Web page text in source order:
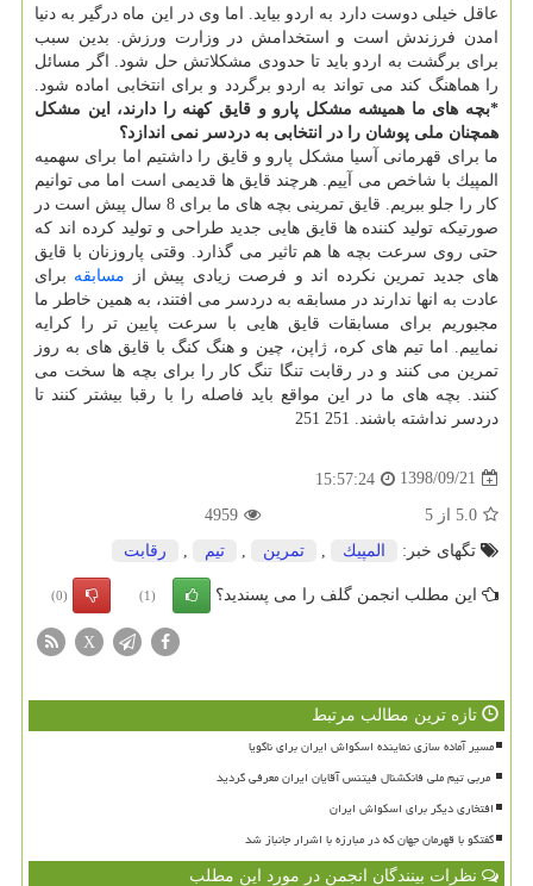
عاقل خیلی دوست دارد به اردو بیاید. اما وی در این ماه درگیر به دنیا
امدن فرزندش است و استخدامش در وزارت ورزش. بدین سبب
برای برگشت به اردو باید تا حدودی مشكلاتش حل شود. اگر مسائل
را هماهنگ كند می تواند به اردو برگردد و برای انتخابی اماده شود.
*بچه های ما همیشه مشكل پارو و قایق كهنه را دارند، این مشكل
همچنان ملی پوشان را در انتخابی به دردسر نمی اندازد؟
ما برای قهرمانی آسیا مشكل پارو و قایق را داشتیم اما برای سهمیه
المپیك با شاخص می آییم. هرچند قایق ها قدیمی است اما می توانیم
كار را جلو ببریم. قایق تمرینی بچه های ما برای 8 سال پیش است در
صورتیكه تولید كننده ها قایق هایی جدید طراحی و تولید كرده اند كه
حتی روی سرعت بچه ها هم تاثیر می گذارد. وقتی پاروزنان با قایق
های جدید تمرین نكرده اند و فرصت زیادی پیش از مسابقه برای
عادت به انها ندارند در مسابقه به دردسر می افتند، به همین خاطر ما
مجبوریم برای مسابقات قایق هایی با سرعت پایین تر را كرایه
نماییم. اما تیم های كره، ژاپن، چین و هنگ كنگ با قایق های به روز
تمرین می كنند و در رقابت تنگا تنگ كار را برای بچه ها سخت می
كنند. بچه های ما در این مواقع باید فاصله را با رقبا بیشتر كنند تا
دردسر نداشته باشند. 251 251
1398/09/21
15:57:24
5.0 از 5
4959
تگهای خبر:
المپیك تمرین تیم رقابت
این مطلب انجمن گلف را می پسندید؟ (1)
(0)
X
تازه ترین مطالب مرتبط
مسیر آماده سازی نماینده اسکواش ایران برای ناگویا
افتخاری دیگر برای اسکواش ایران
گفتگو با قهرمان جهان که در مبارزه با اشرار جانباز شد
نظرات بینندگان انجمن در مورد این مطلب